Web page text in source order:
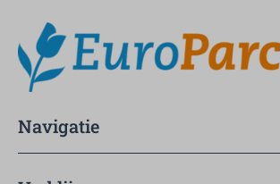
Navigatie